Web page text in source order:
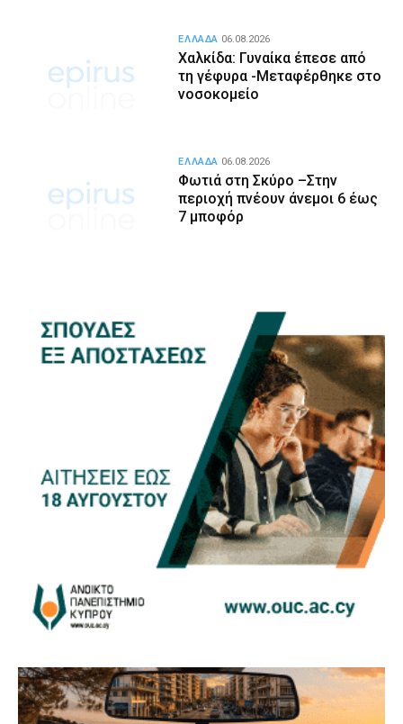
Χαλκίδα: Γυναίκα έπεσε από
τη γέφυρα -Μεταφέρθηκε στο
νοσοκομείο
ΕΛΛΑΔΑ 06.08.2026
Φωτιά στη Σκύρο –Στην
περιοχή πνέουν άνεμοι 6 έως
7 μποφόρ
ΕΛΛΑΔΑ 06.08.2026